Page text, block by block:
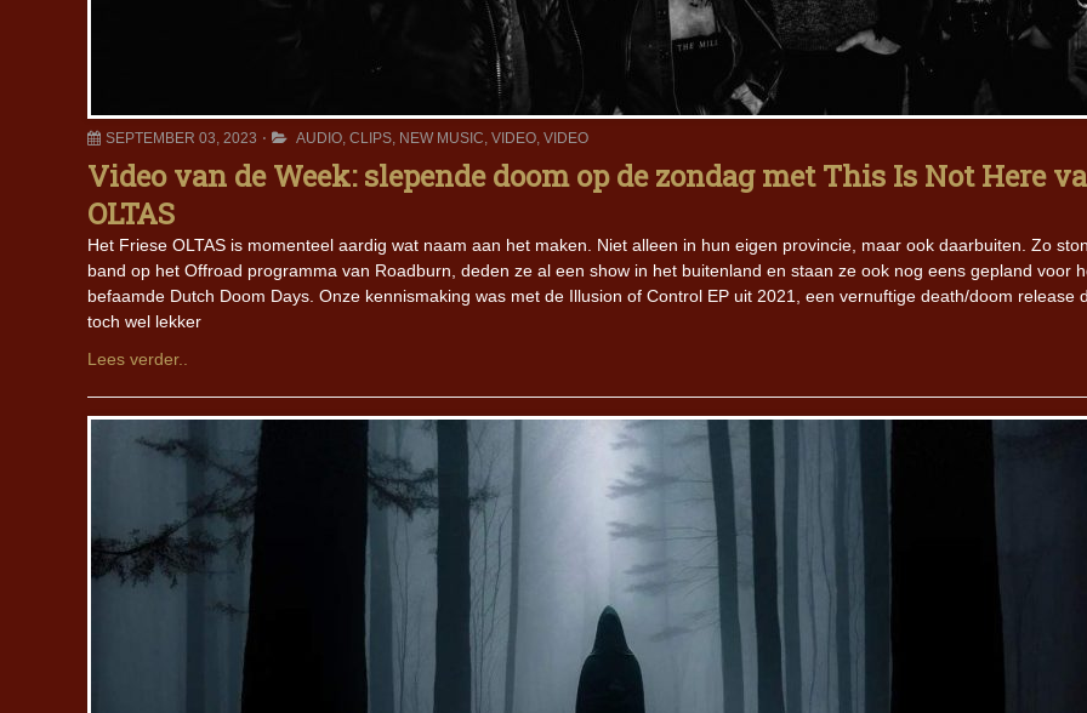
SEPTEMBER 03, 2023 AUDIO, CLIPS, NEW MUSIC, VIDEO, VIDEO
Video van de Week: slepende doom op de zondag met This Is Not Here
OLTAS
Het Friese OLTAS is momenteel aardig wat naam aan het maken. Niet alleen in hun eigen provincie, maar ook daarbuiten. Zo
band op het Offroad programma van Roadburn, deden ze al een show in het buitenland en staan ze ook nog eens gepland voor
befaamde Dutch Doom Days. Onze kennismaking was met de Illusion of Control EP uit 2021, een vernuftige death/doom release
toch wel lekker
Lees verder..
Iron Jinn doopt vers epos